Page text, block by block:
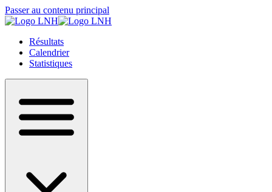
Passer au contenu principal
Résultats
Calendrier
Statistiques